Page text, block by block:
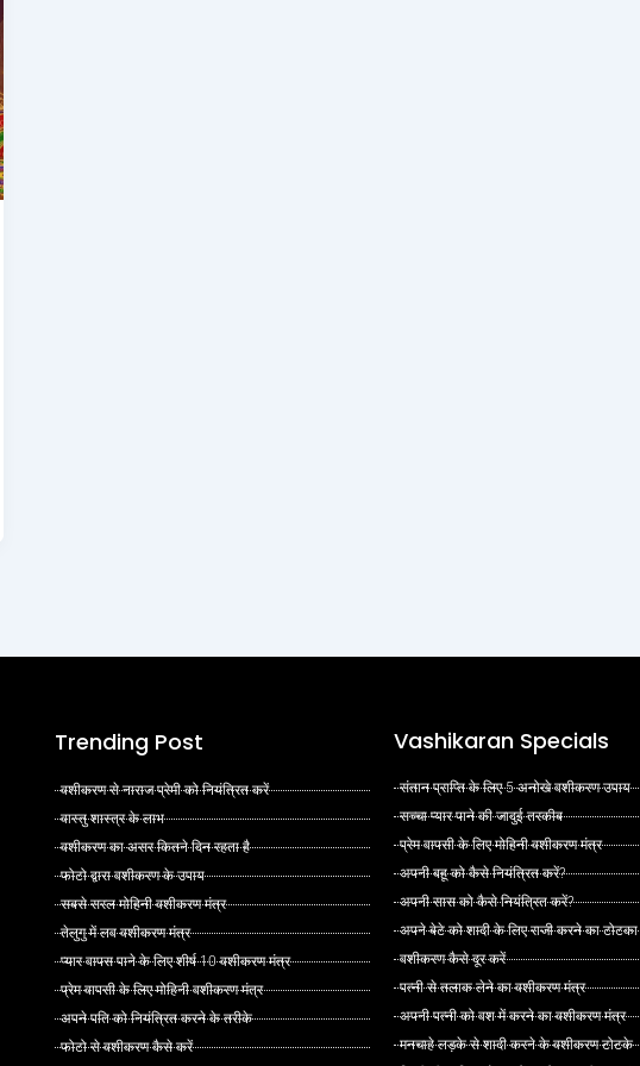
Trending Post
वशीकरण से नाराज प्रेमी को नियंत्रित करें
वास्तु शास्त्र के लाभ
वशीकरण का असर कितने दिन रहता है
फोटो द्वारा वशीकरण के उपाय
सबसे सरल मोहिनी वशीकरण मंत्र
तेलुगु में लव वशीकरण मंत्र
प्यार वापस पाने के लिए शीर्ष 10 वशीकरण मंत्र
प्रेम वापसी के लिए मोहिनी वशीकरण मंत्र
अपने पति को नियंत्रित करने के तरीके
फोटो से वशीकरण कैसे करें
Vashikaran Specials
संतान प्राप्ति के लिए 5 अनोखे वशीकरण उपाय
सच्चा प्यार पाने की जादुई तरकीब
प्रेम वापसी के लिए मोहिनी वशीकरण मंत्र
अपनी बहू को कैसे नियंत्रित करें?
अपनी सास को कैसे नियंत्रित करें?
अपने बेटे को शादी के लिए राजी करने का टोटका
वशीकरण कैसे दूर करें
पत्नी से तलाक लेने का वशीकरण मंत्र
अपनी पत्नी को वश में करने का वशीकरण मंत्र
मनचाहे लड़के से शादी करने के वशीकरण टोटके